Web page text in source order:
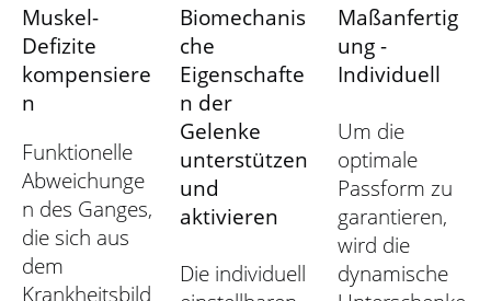
Muskel-
Defizite
kompensiere
n
Funktionelle
Abweichunge
n des Ganges,
die sich aus
dem
Krankheitsbild
Biomechanis
che
Eigenschafte
n der
Gelenke
unterstützen
und
aktivieren
Die individuell
Maßanfertig
ung -
Individuell
Um die
optimale
Passform zu
garantieren,
wird die
dynamische